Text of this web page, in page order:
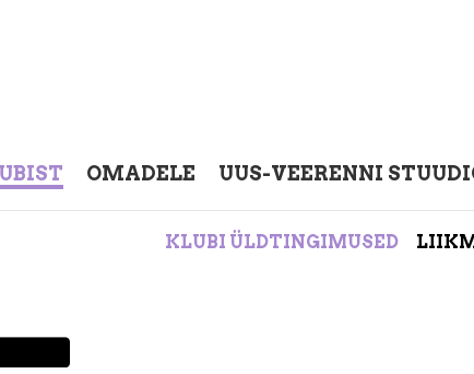
OMADELE UUS-VEERENNI
KLUBI ÜLDTINGIMUSED